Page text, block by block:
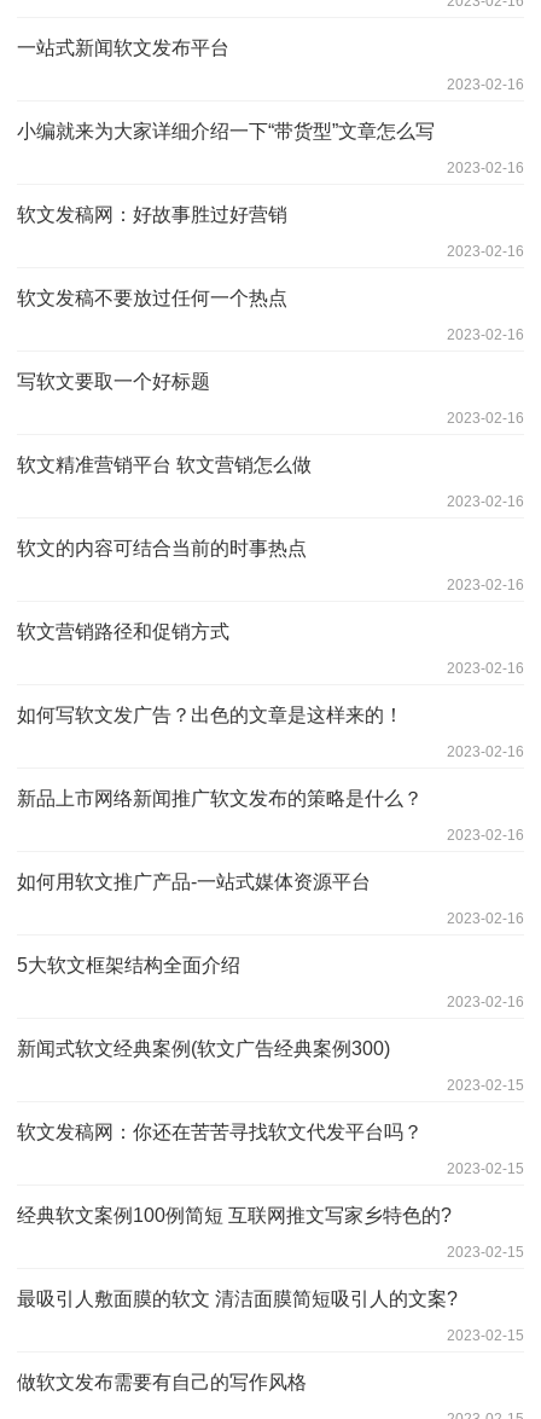
一站式新闻软文发布平台
2023-02-16
小编就来为大家详细介绍一下“带货型”文章怎么写
2023-02-16
软文发稿网：好故事胜过好营销
2023-02-16
软文发稿不要放过任何一个热点
2023-02-16
写软文要取一个好标题
2023-02-16
软文精准营销平台 软文营销怎么做
2023-02-16
软文的内容可结合当前的时事热点
2023-02-16
软文营销路径和促销方式
2023-02-16
如何写软文发广告？出色的文章是这样来的！
2023-02-16
新品上市网络新闻推广软文发布的策略是什么？
2023-02-16
如何用软文推广产品-一站式媒体资源平台
2023-02-16
5大软文框架结构全面介绍
2023-02-16
新闻式软文经典案例(软文广告经典案例300)
2023-02-15
软文发稿网：你还在苦苦寻找软文代发平台吗？
2023-02-15
经典软文案例100例简短 互联网推文写家乡特色的?
2023-02-15
最吸引人敷面膜的软文 清洁面膜简短吸引人的文案?
2023-02-15
做软文发布需要有自己的写作风格